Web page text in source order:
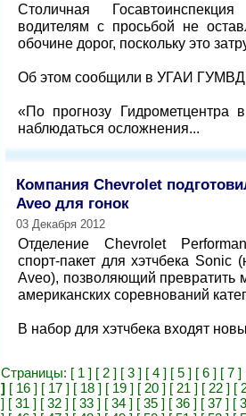
Столичная
водителям с просьбой не
обочине дорог, поскольку это
Об этом сообщили в УГАИ
«По прогнозу
наблюдаться осложнения...
Компания Chevrolet
Aveo для гонок
03 Декабря 2012
Отделение Chevrolet
спорт-пакет для хэтчбека Sonic
Aveo), позволяющий превратить
американских соревнований
В набор для хэтчбека входят
Страницы: [ 1 ] [ 2 ] [ 3 ] [ 4 ] [ 5 ] [ 6 ] [ 7 ]
] [ 16 ] [ 17 ] [ 18 ] [ 19 ] [ 20 ] [ 21 ] [ 22 ] [
] [ 31 ] [ 32 ] [ 33 ] [ 34 ] [ 35 ] [ 36 ] [ 37 ] [